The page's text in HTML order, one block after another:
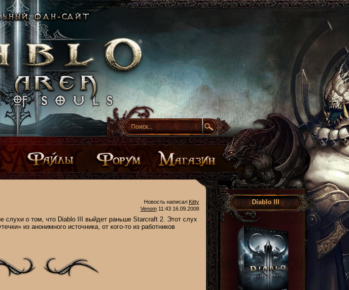
Новость написал Kitty
Venom11:43 16.09.2008
слухи о том, что Diablo III выйдет раньше Starcraft 2. Этот слух
из анонимного источника, от кого-то из работников
Diablo III